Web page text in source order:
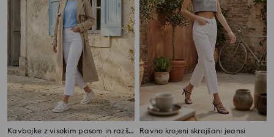
Kavbojke z visokim pasom in razširjenimi hlačnicami Ravno krojeni skrajšani jeansi